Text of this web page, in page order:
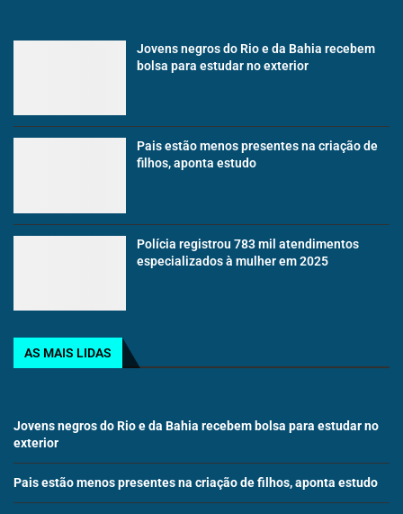
Jovens negros do Rio e da Bahia recebem
bolsa para estudar no exterior
Pais estão menos presentes na criação de
filhos, aponta estudo
Polícia registrou 783 mil atendimentos
especializados à mulher em 2025
AS MAIS LIDAS
Jovens negros do Rio e da Bahia recebem bolsa para estudar no
exterior
Pais estão menos presentes na criação de filhos, aponta estudo